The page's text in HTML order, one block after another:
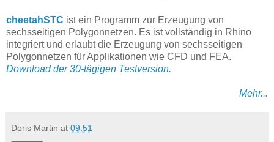
cheetahSTC ist ein Programm zur Erzeugung von
sechsseitigen Polygonnetzen. Es ist vollständig in Rhino
integriert und erlaubt die Erzeugung von sechsseitigen
Polygonnetzen für Applikationen wie CFD und FEA.
Download der 30-tägigen Testversion.
Mehr...
Doris Martin at 09:51